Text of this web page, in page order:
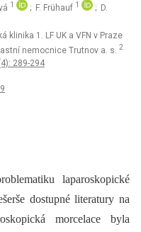
1 ; F. Frühauf 1
; D.
klinika 1. LF UK a VFN v Praze
nemocnice Trutnov a. s. 2
289-294
laparoskopické
dostupné literatury na
morcelace byla